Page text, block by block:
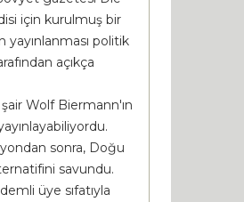
için kurulmuş bir
yayınlanması politik
açıkça
Wolf Biermann'ın
sonra, Doğu
savundu.
üye sıfatıyla